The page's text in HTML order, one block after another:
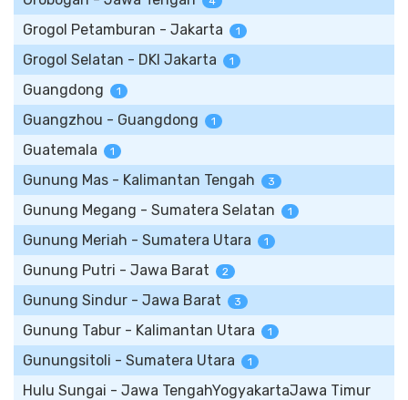
Grogol Petamburan - Jakarta 1
Grogol Selatan - DKI Jakarta 1
Guangdong 1
Guangzhou - Guangdong 1
Guatemala 1
Gunung Mas - Kalimantan Tengah 3
Gunung Megang - Sumatera Selatan 1
Gunung Meriah - Sumatera Utara 1
Gunung Putri - Jawa Barat 2
Gunung Sindur - Jawa Barat 3
Gunung Tabur - Kalimantan Utara 1
Gunungsitoli - Sumatera Utara 1
Hulu Sungai - Jawa TengahYogyakartaJawa Timur